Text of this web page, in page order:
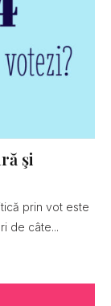
şi
prin vot este
de câte...